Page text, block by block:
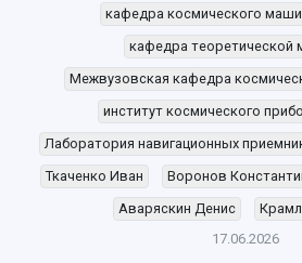
Руководство
Попечительский совет
Ученый совет
Ректорат
Кадровый резерв
События
СМИ об университете
Пресс-центр
Газета "Полет"
Мы в соцсетях
Магистратура
Аспирантура
Учебные планы
Дополнительное
Институты и факультеты
Образовательные
Подготовка научных кадров
Конкурс на замещение
Научно-технический совет
Научные проекты и темы
Аспирантура и
Справочные материалы
кафедра космического
кафедра теоретической
Межвузовская кафедра
институт космического
Лаборатория навигационных
Ткаченко Иван
Воронов
Аваряскин Денис
17.06.2026